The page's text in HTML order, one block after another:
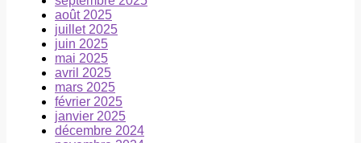
août 2025
juillet 2025
juin 2025
mai 2025
avril 2025
mars 2025
février 2025
janvier 2025
décembre 2024